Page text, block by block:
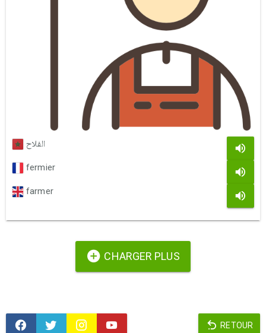
الفلاح
fermier
farmer
CHARGER PLUS
RETOUR